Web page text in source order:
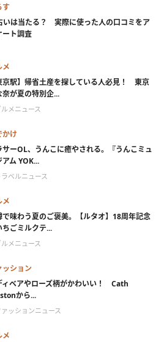
す
いは当たる？ 実際に使った人の口コミをア
ート調査
メ
京駅】帰省土産を探している人必見！ 東京
奈が夏の特別企...
ルメニュース
かけ
サーOL、うんこに癒やされる。『うんこミュ
アム YOK...
ラベルニュース
メ
で味わう夏のご褒美。【ルタオ】18周年記念
ちごミルクテ...
ルメニュース
ッション
ィベアやローズ柄がかわいい！ Cath
から...
ァッションニュース
メ